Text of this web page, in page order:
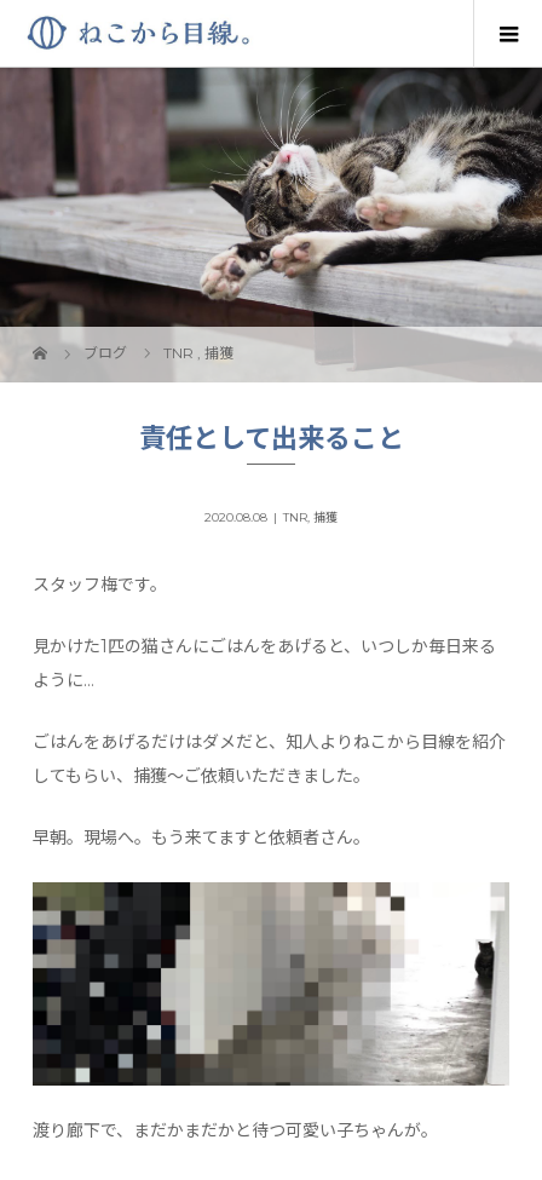
ブログ TNR ,捕獲
責任として出来ること
2020.08.08 TNR, 捕獲
スタッフ梅です。
見かけた1匹の猫さんにごはんをあげると、いつしか毎日来る
ように…
ごはんをあげるだけはダメだと、知人よりねこから目線を紹介
してもらい、捕獲～ご依頼いただきました。
早朝。現場へ。もう来てますと依頼者さん。
渡り廊下で、まだかまだかと待つ可愛い子ちゃんが。